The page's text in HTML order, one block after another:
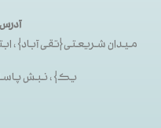
میدان شریعتی{تقی آباد}،
یک}، نبش